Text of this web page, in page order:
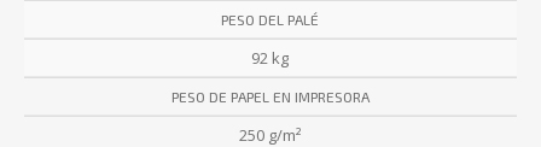
PESO DEL PALÉ
92 kg
PESO DE PAPEL EN IMPRESORA
250 g/m²